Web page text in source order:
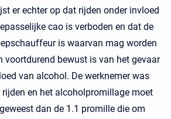
er echter op dat rijden onder invloed
cao is verboden en dat de
is waarvan mag worden
voortdurend bewust is van het gevaar
van alcohol. De werknemer was
en het alcoholpromillage moet
dan de 1.1 promille die om